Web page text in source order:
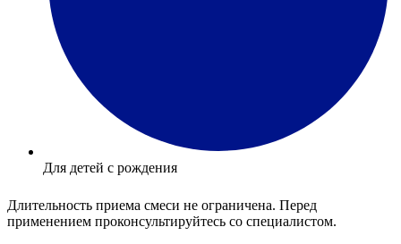
Для детей с рождения
Длительность приема смеси не ограничена. Перед
применением проконсультируйтесь со специалистом.